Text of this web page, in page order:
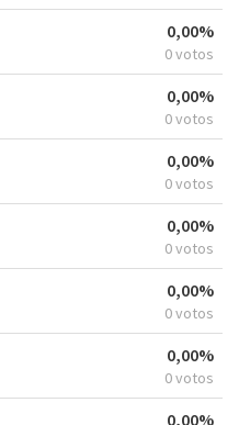
0,00%
0 votos
0,00%
0 votos
0,00%
0 votos
0,00%
0 votos
0,00%
0 votos
0,00%
0 votos
0,00%